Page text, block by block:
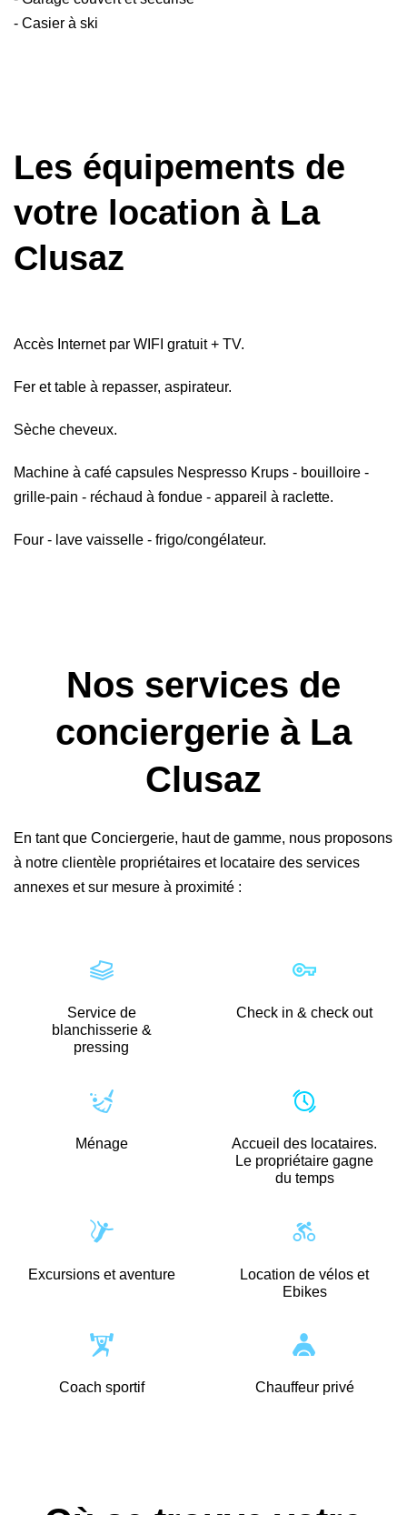
- Casier à ski
Les équipements de
votre location à La
Clusaz
Accès Internet par WIFI gratuit + TV.
Fer et table à repasser, aspirateur.
Sèche cheveux.
Machine à café capsules Nespresso Krups - bouilloire -
grille-pain - réchaud à fondue - appareil à raclette.
Four - lave vaisselle - frigo/congélateur.
Nos services de
conciergerie à La
Clusaz
En tant que Conciergerie, haut de gamme, nous proposons
à notre clientèle propriétaires et locataire des services
annexes et sur mesure à proximité :
Service de
blanchisserie &
pressing
Check in & check out
Ménage
Accueil des locataires.
Le propriétaire gagne
du temps
Excursions et aventure
Location de vélos et
Ebikes
Coach sportif Chauffeur privé